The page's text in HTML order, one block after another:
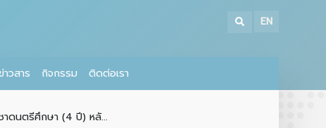
EN
าวสาร กิจกรรม ติดต่อเรา
ดนตรีศึกษา (4 ปี) หลั...